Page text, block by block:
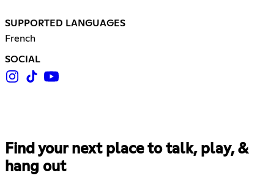
SUPPORTED LANGUAGES
French
SOCIAL
Find your next place to talk, play, &
hang out